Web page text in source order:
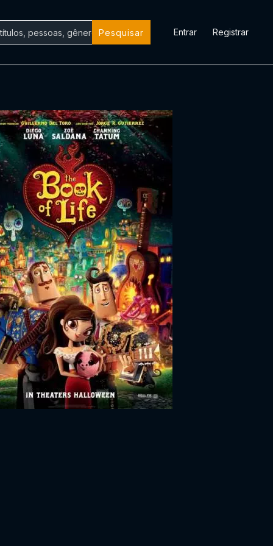
Pesquisar Entrar Registrar